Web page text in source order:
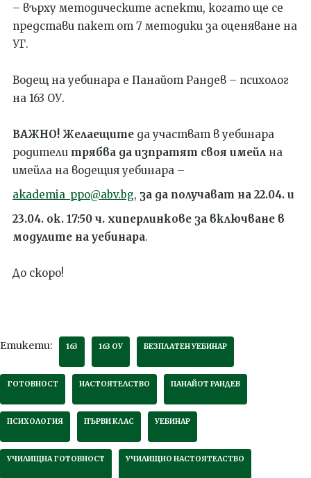
– върху методическите аспекти, когато ще се
представи пакет от 7 методики за оценяване на
УГ.
Водещ на уебинара е Панайот Рандев – психолог
на 163 ОУ.
ВАЖНО! Желаещите да участват в уебинара
родители трябва да изпратят своя имейл на
имейла на водещия уебинара –
akademia_ppo@abv.bg, за да получават на 22.04. и
23.04. ок. 17:50 ч. хиперлинкове за включване в
модулите на уебинара.
До скоро!
Етикети: 163 163 ОУ БЕЗПЛАТЕН УЕБИНАР
ГОТОВНОСТ НАСТОЯТЕЛСТВО ПАНАЙОТ РАНДЕВ
ПСИХОЛОГИЯ ПЪРВИ КЛАС УЕБИНАР
УЧИЛИЩНА ГОТОВНОСТ УЧИЛИЩНО НАСТОЯТЕЛСТВО